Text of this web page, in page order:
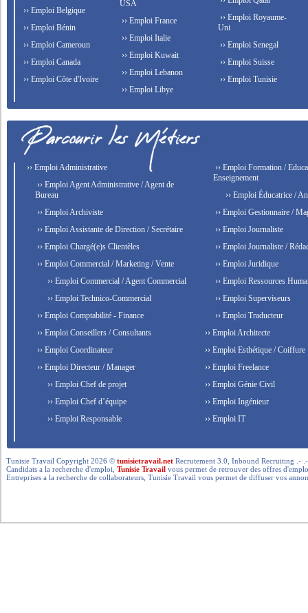
›› Emploi Belgique
›› Emploi Bénin
›› Emploi Cameroun
›› Emploi Canada
›› Emploi Côte d'Ivoire
USA
›› Emploi France
›› Emploi Italie
›› Emploi Kuwait
›› Emploi Lebanon
›› Emploi Libye
›› Emploi Royaume-
Uni
›› Emploi Senegal
›› Emploi Suisse
›› Emploi Tunisie
›› Emploi Administrative
›› Emploi Agent Administrative / Agent de
Bureau
›› Emploi Archiviste
›› Emploi Assistante de Direction / Secrétaire
›› Emploi Chargé(e)s Clientèles
›› Emploi Commercial / Marketing / Vente
›› Emploi Commercial / Agent Commercial
›› Emploi Technico-Commercial
›› Emploi Comptabilité - Finance
›› Emploi Conseillers / Consultants
›› Emploi Coordinateur
›› Emploi Directeur / Manager
›› Emploi Chef de projet
›› Emploi Chef d’équipe
›› Emploi Responsable
›› Emploi Formation /
Enseignement
›› Emploi Éducatrice /
›› Emploi Gestionnaire /
›› Emploi Journaliste
›› Emploi Journaliste /
›› Emploi Juridique
›› Emploi Ressources
›› Emploi Superviseurs
›› Emploi Traducteur
›› Emploi Architecte
›› Emploi Esthétique / Coiffure
›› Emploi Freelance
›› Emploi Génie Civil
›› Emploi Ingénieur
›› Emploi IT
Tunisie Travail Copyright 2026 ©tunisietravail.net Recrutement 3.0, Inbound Recruiting .-
Candidats a la recherche d'emploi,Tunisie Travail vous permet de retrouver des offres
Entreprises a la recherche de collaborateurs, Tunisie Travail vous permet de diffuser vos